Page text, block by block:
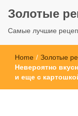
Золотые
Самые лучшие
Home / Золотые
Невероятно
и еще с